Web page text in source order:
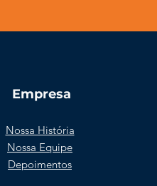
Empresa
Nossa História
Nossa Equipe
Depoimentos